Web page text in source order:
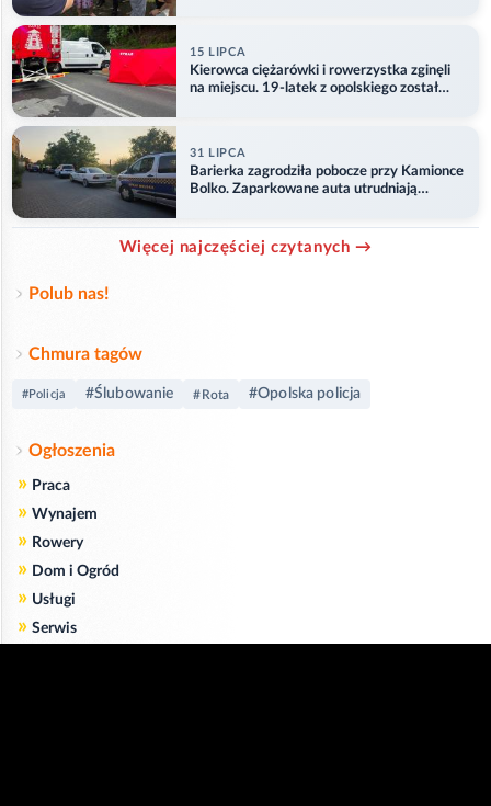
15 LIPCA
Kierowca ciężarówki i rowerzystka zginęli
na miejscu. 19-latek z opolskiego został
31 LIPCA
Barierka zagrodziła pobocze przy Kamionce
Bolko. Zaparkowane auta utrudniają
Więcej najczęściej czytanych →
Polub nas!
Chmura tagów
#Policja #Ślubowanie #Rota #Opolska policja
Ogłoszenia
» Praca
» Wynajem
» Rowery
» Dom i Ogród
» Usługi
» Serwis